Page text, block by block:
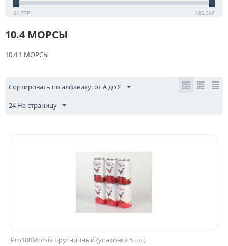
51.77₽ 145.36₽
10.4 МОРСЫ
10.4.1 МОРСЫ
Сортировать по алфавиту: от А до Я
24 На страницу
Pro100Morsik Брусничный (упаковка 6 шт)